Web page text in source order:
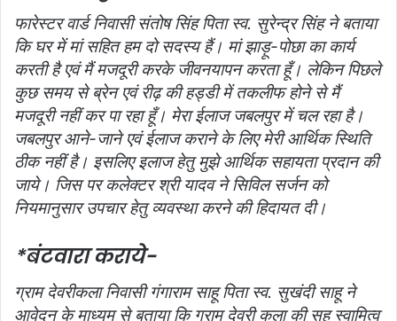
फारेस्टर वार्ड निवासी संतोष सिंह पिता स्व. सुरेन्द्र सिंह ने बताया
कि घर में मां सहित हम दो सदस्य हैं। मां झाड़ू-पोछा का कार्य
करती है एवं मैं मजदूरी करके जीवनयापन करता हूँ। लेकिन पिछले
कुछ समय से ब्रेन एवं रीढ़ की हड्डी में तकलीफ होने से मैं
मजदूरी नहीं कर पा रहा हूँ। मेरा ईलाज जबलपुर में चल रहा है।
जबलपुर आने-जाने एवं ईलाज कराने के लिए मेरी आर्थिक स्थिति
ठीक नहीं है। इसलिए इलाज हेतु मुझे आर्थिक सहायता प्रदान की
जाये। जिस पर कलेक्टर श्री यादव ने सिविल सर्जन को
नियमानुसार उपचार हेतु व्यवस्था करने की हिदायत दी।
*बंटवारा कराये-
ग्राम देवरीकला निवासी गंगाराम साहू पिता स्व. सुखंदी साहू ने
आवेदन के माध्यम से बताया कि ग्राम देवरी कला की सह स्वामित्व